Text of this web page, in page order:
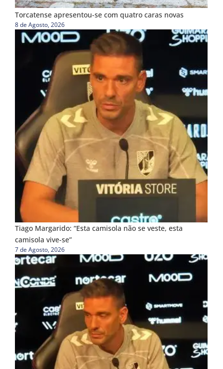
Torcatense apresentou-se com quatro caras novas
8 de Agosto, 2026
Tiago Margarido: “Esta camisola não se veste, esta
camisola vive-se”
7 de Agosto, 2026